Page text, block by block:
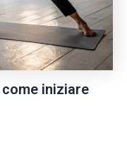
iniziare